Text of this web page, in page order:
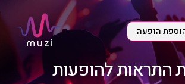
הופעה
התראות להופעות